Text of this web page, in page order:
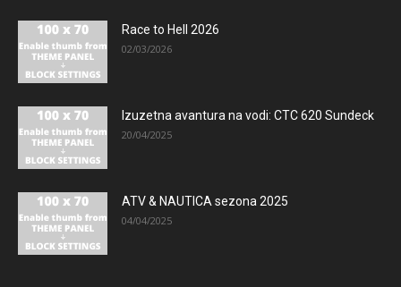
Race to Hell 2026
02/03/2026
Izuzetna avantura na vodi: CTC 620 Sundeck
20/04/2025
ATV & NAUTICA sezona 2025
04/04/2025